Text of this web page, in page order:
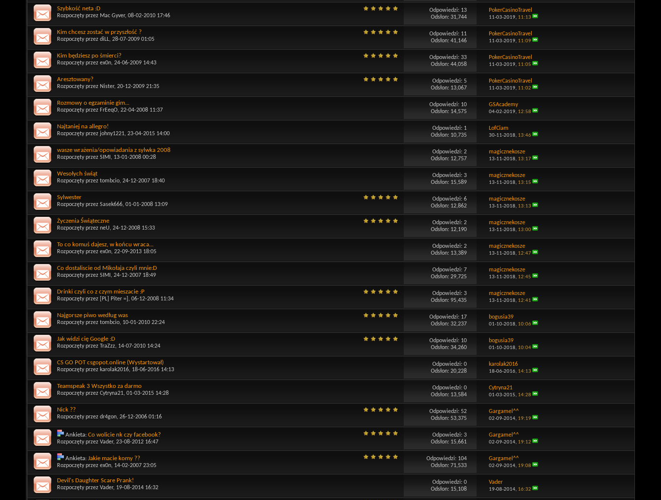
Szybkość neta :D
Rozpoczęty przez Mac Gyver, 08-02-2010 17:46
Odpowiedzi: 13
Odsłon: 31,744
PokerCasinoTravel
11-03-2019, 11:13
Kim chcesz zostać w przyszłość ?
Rozpoczęty przez diLL, 28-07-2009 01:05
Odpowiedzi: 11
Odsłon: 41,146
PokerCasinoTravel
11-03-2019, 11:09
Kim będziesz po śmierci?
Rozpoczęty przez ex0n, 24-06-2009 14:43
Odpowiedzi:33
Odsłon: 44,058
PokerCasinoTravel
11-03-2019, 11:05
Aresztowany?
Rozpoczęty przez Nister, 20-12-2009 21:35
Odpowiedzi:5
Odsłon: 13,067
PokerCasinoTravel
11-03-2019, 11:02
Rozmowy o egzaminie gim...
Rozpoczęty przez FrEeqO, 22-04-2008 11:37
Odpowiedzi: 10
Odsłon: 14,575
GSAcademy
04-02-2019, 12:58
Najtaniej na allegro!
Rozpoczęty przez johny1221, 23-04-2015 14:00
Odpowiedzi: 1
Odsłon: 10,735
LofCiam
30-11-2018, 13:46
wasze wrażenia/opowiadania z sylwka 2008
Rozpoczęty przez SIMI , 13-01-2008 00:28
Odpowiedzi:2
Odsłon: 12,757
magicznekosze
13-11-2018, 13:17
Wesołych świąt
Rozpoczęty przez tombcio, 24-12-2007 18:40
Odpowiedzi:3
Odsłon: 15,589
magicznekosze
13-11-2018, 13:15
Sylwester
Rozpoczęty przez Sasek666, 01-01-2008 13:09
Odpowiedzi:6
Odsłon: 12,862
magicznekosze
13-11-2018, 13:13
Życzenia Świąteczne
Rozpoczęty przez neU, 24-12-2008 15:33
Odpowiedzi:2
Odsłon: 12,190
magicznekosze
13-11-2018, 13:00
To co komuś dajesz, w końcu wraca...
Rozpoczęty przez ex0n, 22-09-2013 18:05
Odpowiedzi:2
Odsłon: 13,389
magicznekosze
13-11-2018, 12:47
Co dostaliscie od Mikołaja czyli mnie:D
Rozpoczęty przez SIMI , 24-12-2007 18:49
Odpowiedzi:7
Odsłon: 29,725
magicznekosze
13-11-2018, 12:45
Drinki czyli co z czym mieszacie :P
Rozpoczęty przez [PL] Piter =] , 06-12-2008 11:34
Odpowiedzi:3
Odsłon: 95,435
magicznekosze
13-11-2018, 12:41
Najgorsze piwo według was
Rozpoczęty przez tombcio, 10-01-2010 22:24
Odpowiedzi: 17
Odsłon: 32,237
bogusia39
01-10-2018, 10:06
Jak widzi cię Google :D
Rozpoczęty przez TraZzz, 14-07-2010 14:24
Odpowiedzi: 10
Odsłon: 34,260
bogusia39
01-10-2018, 10:04
CS GO POT csgopot.online (Wystartował)
Rozpoczęty przez karolak2016, 18-06-2016 14:13
Odpowiedzi:0
Odsłon: 20,228
karolak2016
18-06-2016, 14:13
Teamspeak 3 Wszystko za darmo
Rozpoczęty przez Cytryna21, 01-03-2015 14:28
Odpowiedzi:0
Odsłon: 13,584
Cytryna21
01-03-2015, 14:28
Nick ??
Rozpoczęty przez dr4gon, 26-12-2006 01:16
Odpowiedzi:52
Odsłon: 53,375
Gargamel^^
02-09-2014, 19:19
Ankieta: Co wolicie nk czy facebook?
Rozpoczęty przez Vader, 23-08-2012 16:47
Odpowiedzi:3
Odsłon: 15,661
Gargamel^^
02-09-2014, 19:12
Ankieta: Jakie macie komy ??
Rozpoczęty przez ex0n, 14-02-2007 23:05
Odpowiedzi: 104
Odsłon: 71,533
Gargamel^^
02-09-2014, 19:08
Devil's Daughter Scare Prank!
Rozpoczęty przez Vader, 19-08-2014 16:32
Odpowiedzi:0
Odsłon: 15,108
Vader
19-08-2014, 16:32